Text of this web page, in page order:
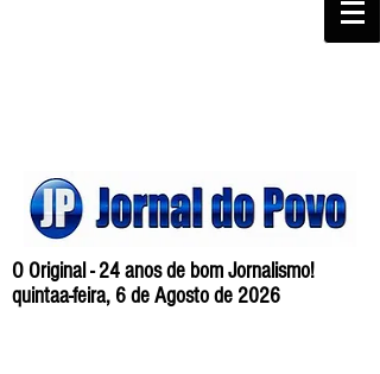
O Original - 24 anos de bom Jornalismo!
quintaa-feira, 6 de Agosto de 2026